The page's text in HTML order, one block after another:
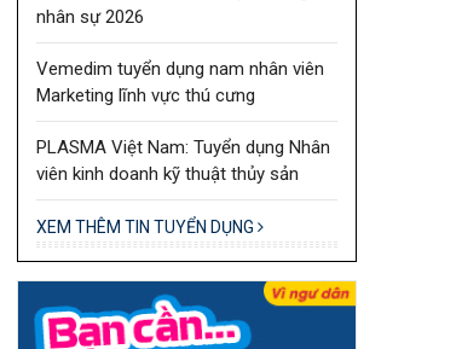
nhân sự 2026
Vemedim tuyển dụng nam nhân viên
Marketing lĩnh vực thú cưng
PLASMA Việt Nam: Tuyển dụng Nhân
viên kinh doanh kỹ thuật thủy sản
XEM THÊM TIN TUYỂN DỤNG